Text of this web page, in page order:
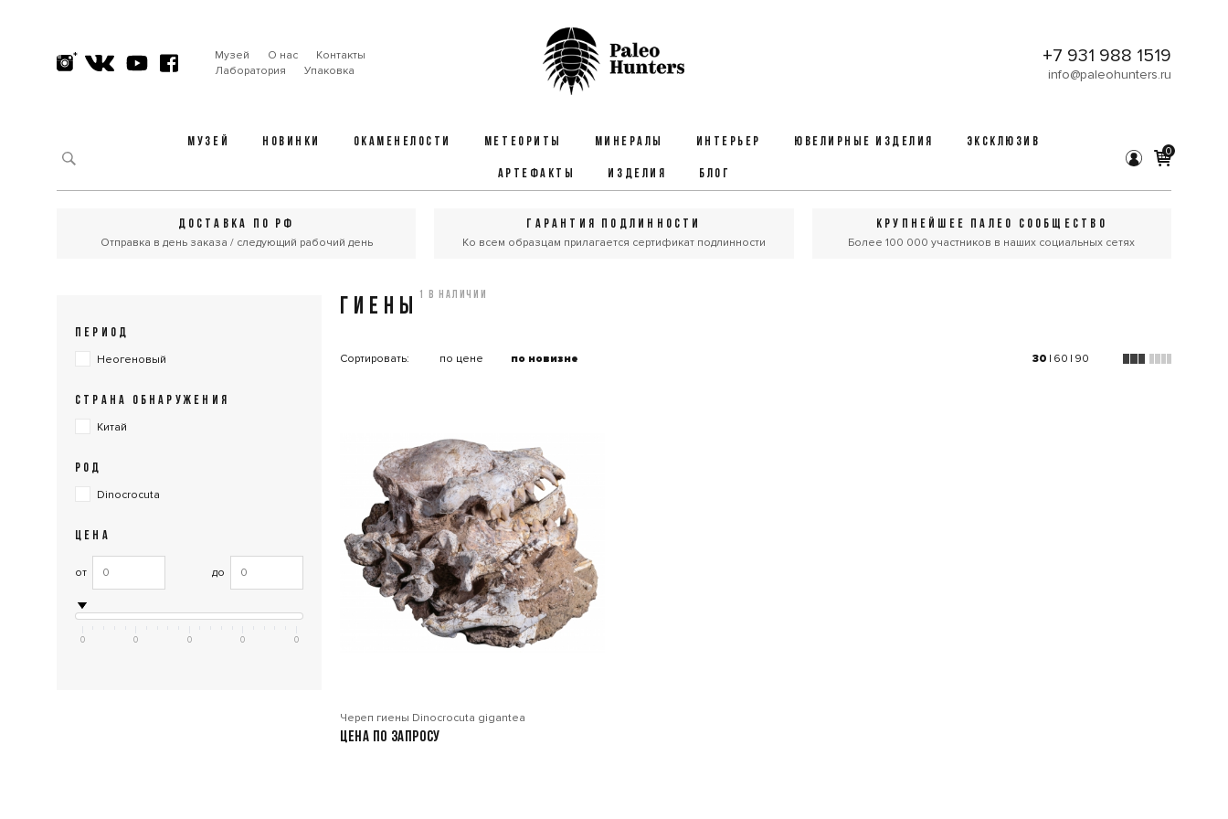
Музей О нас
Контакты
Лаборатория
Упаковка
+7 931 988 1519
info@paleohunters.ru
МУЗЕЙ НОВИНКИ ОКАМЕНЕЛОСТИ МЕТЕОРИТЫ МИНЕРАЛЫ ИНТЕРЬЕР ЮВЕЛИРНЫЕ ИЗДЕЛИЯ ЭКСКЛЮЗИВ
АРТЕФАКТЫ ИЗДЕЛИЯ БЛОГ
0
ДОСТАВКА ПО РФ
Отправка в день заказа / следующий рабочий день
ГАРАНТИЯ ПОДЛИННОСТИ
Ко всем образцам прилагается сертификат подлинности
КРУПНЕЙШЕЕ ПАЛЕО СООБЩЕСТВО
Более 100 000 участников в наших социальных сетях
ГИЕНЫ 1 в наличии
Сортировать: по цене по новизне 30 | 60 | 90
Череп гиены Dinocrocuta gigantea
Цена по запросу
ПЕРИОД
Неогеновый
СТРАНА ОБНАРУЖЕНИЯ
Китай
РОД
Dinocrocuta
ЦЕНА
от до
0 0 0 0 0